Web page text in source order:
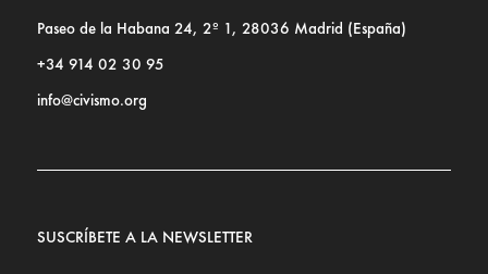
Paseo de la Habana 24, 2º 1, 28036 Madrid (España)
+34 914 02 30 95
info@civismo.org
SUSCRÍBETE A LA NEWSLETTER